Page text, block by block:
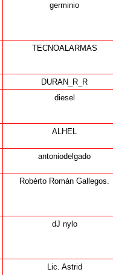
germinio
TECNOALARMAS
DURAN_R_R
diesel
ALHEL
antoniodelgado
Robérto Román Gallegos.
dJ nylo
Lic. Astrid